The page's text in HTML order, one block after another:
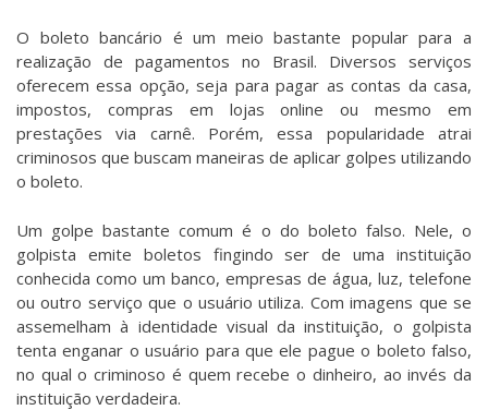
O boleto bancário é um meio bastante popular para a
realização de pagamentos no Brasil. Diversos serviços
oferecem essa opção, seja para pagar as contas da casa,
impostos, compras em lojas online ou mesmo em
prestações via carnê. Porém, essa popularidade atrai
criminosos que buscam maneiras de aplicar golpes utilizando
o boleto.
Um golpe bastante comum é o do boleto falso. Nele, o
golpista emite boletos fingindo ser de uma instituição
conhecida como um banco, empresas de água, luz, telefone
ou outro serviço que o usuário utiliza. Com imagens que se
assemelham à identidade visual da instituição, o golpista
tenta enganar o usuário para que ele pague o boleto falso,
no qual o criminoso é quem recebe o dinheiro, ao invés da
instituição verdadeira.